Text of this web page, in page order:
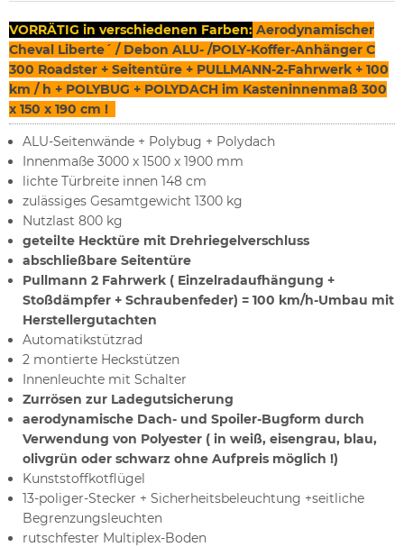
VORRÄTIG in verschiedenen Farben: Aerodynamischer
Cheval Liberte´ / Debon ALU- /POLY-Koffer-Anhänger C
300 Roadster + Seitentüre + PULLMANN-2-Fahrwerk + 100
km / h + POLYBUG + POLYDACH im Kasteninnenmaß 300
x 150 x 190 cm !
ALU-Seitenwände + Polybug + Polydach
Innenmaße 3000 x 1500 x 1900 mm
lichte Türbreite innen 148 cm
zulässiges Gesamtgewicht 1300 kg
Nutzlast 800 kg
geteilte Hecktüre mit Drehriegelverschluss
abschließbare Seitentüre
Pullmann 2 Fahrwerk ( Einzelradaufhängung +
Stoßdämpfer + Schraubenfeder) = 100 km/h-Umbau mit
Herstellergutachten
Automatikstützrad
2 montierte Heckstützen
Innenleuchte mit Schalter
Zurrösen zur Ladegutsicherung
aerodynamische Dach- und Spoiler-Bugform durch
Verwendung von Polyester ( in weiß, eisengrau, blau,
olivgrün oder schwarz ohne Aufpreis möglich !)
Kunststoffkotflügel
13-poliger-Stecker + Sicherheitsbeleuchtung +seitliche
Begrenzungsleuchten
rutschfester Multiplex-Boden